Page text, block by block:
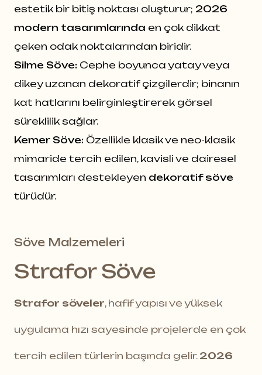
estetik bir bitiş noktası oluşturur; 2026
modern tasarımlarında en çok dikkat
çeken odak noktalarından biridir.
Silme Söve: Cephe boyunca yatay veya
dikey uzanan dekoratif çizgilerdir; binanın
kat hatlarını belirginleştirerek görsel
süreklilik sağlar.
Kemer Söve: Özellikle klasik ve neo-klasik
mimaride tercih edilen, kavisli ve dairesel
tasarımları destekleyen dekoratif söve
türüdür.
Söve Malzemeleri
Strafor Söve
Strafor söveler, hafif yapısı ve yüksek
uygulama hızı sayesinde projelerde en çok
tercih edilen türlerin başında gelir. 2026